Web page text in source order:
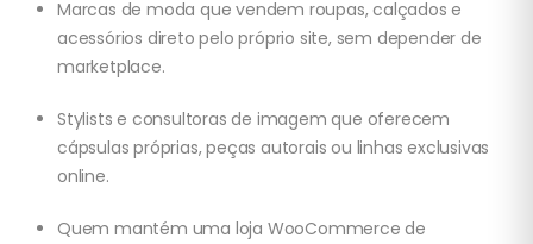
Marcas de moda que vendem roupas, calçados e
acessórios direto pelo próprio site, sem depender de
marketplace.
Stylists e consultoras de imagem que oferecem
cápsulas próprias, peças autorais ou linhas exclusivas
online.
Quem mantém uma loja WooCommerce de